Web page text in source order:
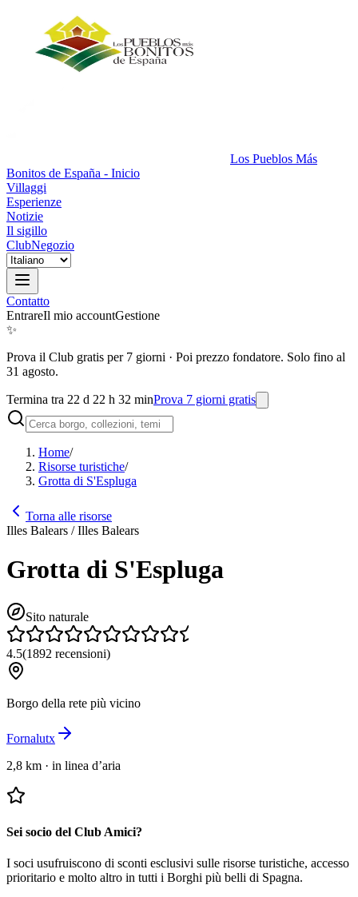
Los Pueblos Más
Bonitos de España - Inicio
Villaggi
Esperienze
Notizie
Il sigillo
ClubNegozio
Contatto
EntrareIl mio accountGestione
✨
Prova il Club gratis per 7 giorni · Poi prezzo fondatore. Solo fino al
31 agosto.
Termina tra 22 d 22 h 32 minProva 7 giorni gratis
Home/
Risorse turistiche/
Grotta di S'Espluga
Torna alle risorse
Illes Balears / Illes Balears
Grotta di S'Espluga
Sito naturale
4.5(1892 recensioni)
Borgo della rete più vicino
Fornalutx
2,8 km · in linea d’aria
Sei socio del Club Amici?
I soci usufruiscono di sconti esclusivi sulle risorse turistiche, accesso
prioritario e molto altro in tutti i Borghi più belli di Spagna.